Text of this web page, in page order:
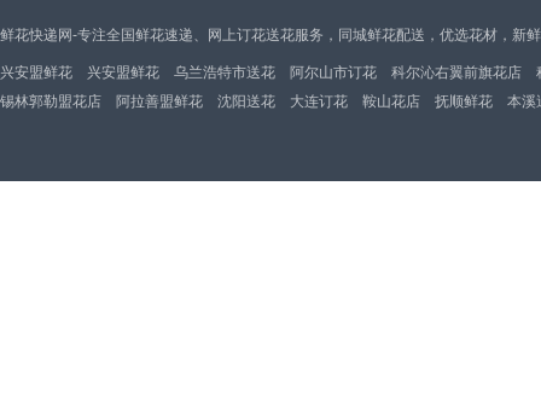
鲜花快递网-专注全国鲜花速递、网上订花送花服务，同城鲜花配送，优选花材，新
兴安盟鲜花 兴安盟鲜花 乌兰浩特市送花 阿尔山市订花 科尔沁右翼前旗花店
锡林郭勒盟花店
阿拉善盟鲜花 沈阳送花 大连订花 鞍山花店 抚顺鲜花 本溪